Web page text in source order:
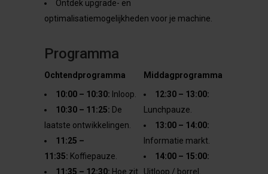
Ontdek upgrade- en
optimalisatiemogelijkheden voor je machine.
Programma
Ochtendprogramma
10:00 – 10:30: Inloop.
10:30 – 11:25: De
laatste ontwikkelingen.
11:25 –
11:35: Koffiepauze.
11:35 – 12:30: Hoe zit
Middagprogramma
12:30 – 13:00:
Lunchpauze.
13:00 – 14:00:
Informatie markt.
14:00 – 15:00:
Uitloop / borrel.